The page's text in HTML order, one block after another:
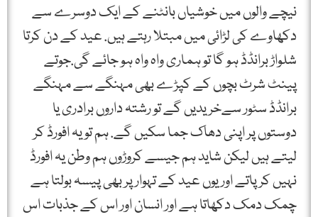
نیچے والوں میں خوشیاں بانٹنے کے ایک دوسرے سے
دکھاوے کی لڑائی میں مبتلا رہتے ہیں. عید کے دن کرتا
شلواڑ برانڈڈ ہو گا تو ہماری واہ واہ ہو جائے گی.جوتے
پینٹ شرٹ بچوں کے کپڑے بھی مہنگے سے مہنگے
برانڈڈ سٹور سےخریدیں گے تو رشتہ داروں برادری یا
دوستوں پر اپنی دھاک جما سکیں گے. ہم تو یہ افورڈ کر
لیتے ہیں لیکن شاید ہم جیسے کروڑوں ہم وطن یہ افورڈ
نہیں کر پاتے اور یوں عید کے تہوار پر بھی پیسہ بولتا ہے
چمک دمک دکھاتا ہے اور انسان اور اس کے جذبات اس